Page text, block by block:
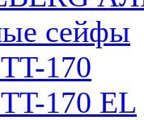
сейфы
170
170 EL